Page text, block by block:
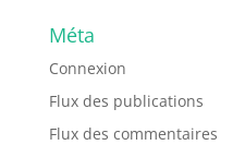
Méta
Connexion
Flux des publications
Flux des commentaires